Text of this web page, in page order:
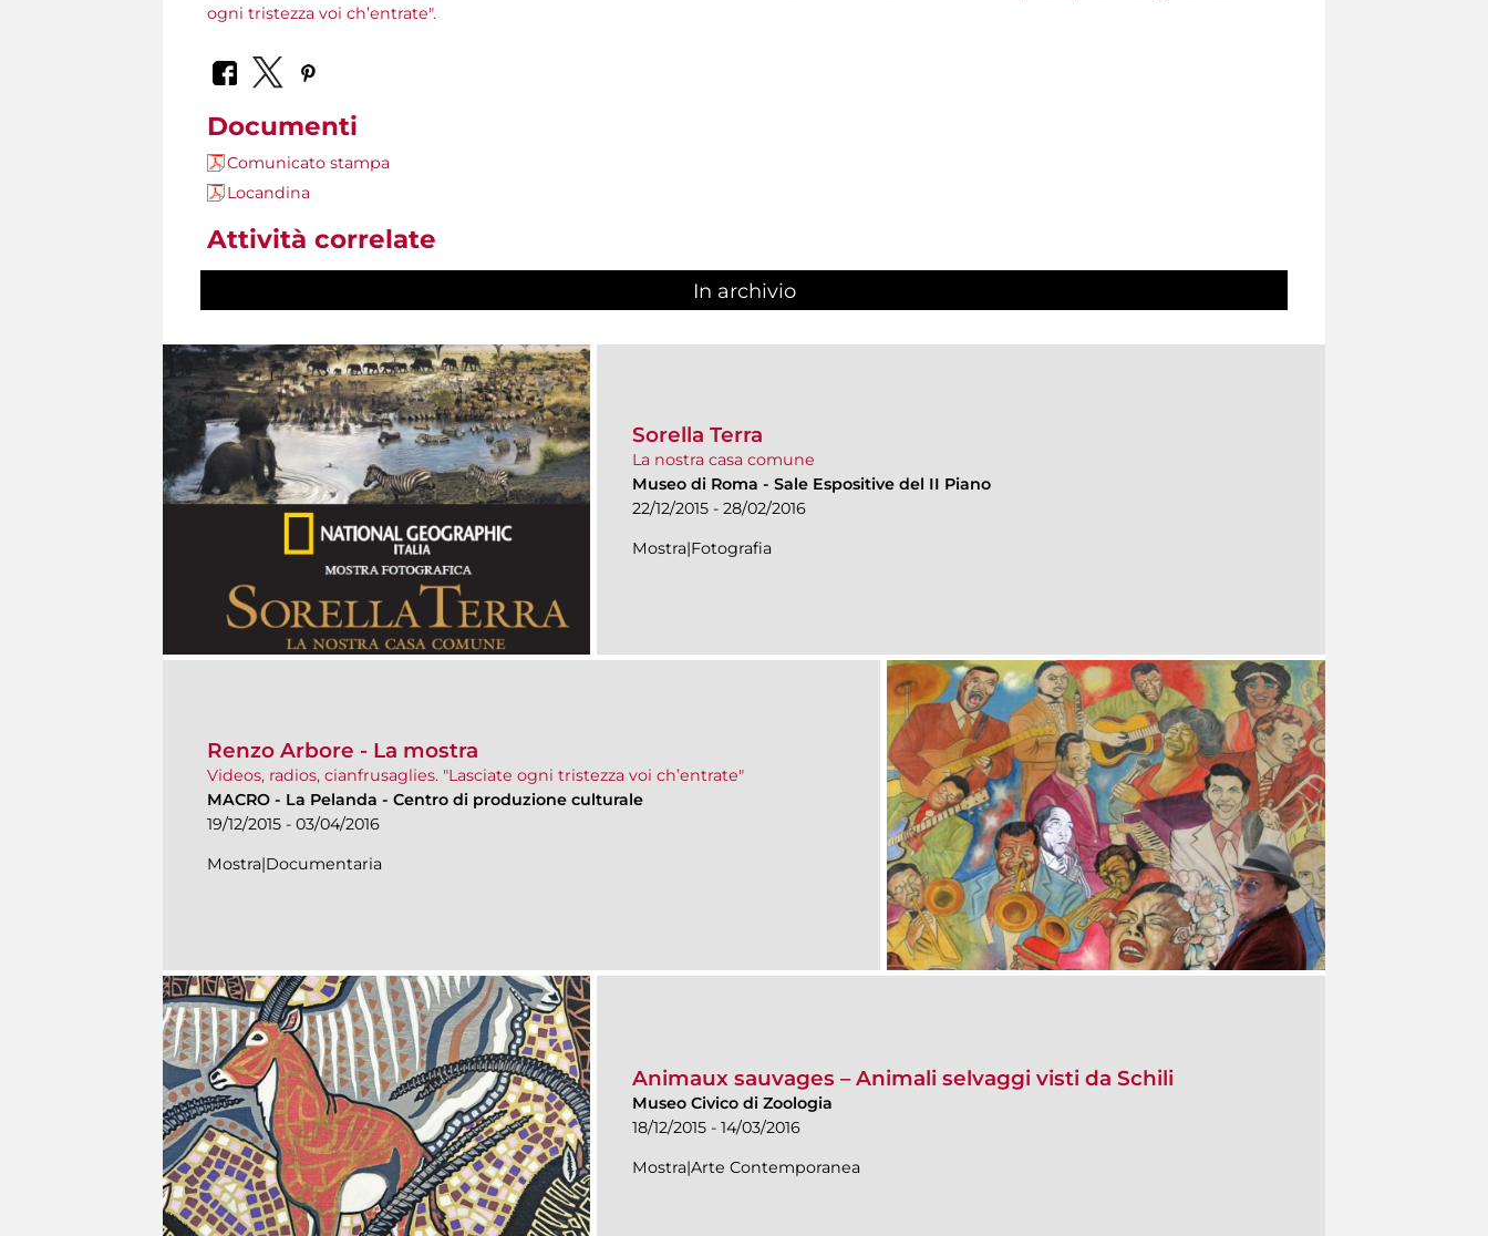
ogni tristezza voi ch’entrate".
Documenti
Comunicato stampa
Locandina
Attività correlate
In archivio
Sorella Terra
La nostra casa comune
Museo di Roma - Sale Espositive del II Piano
22/12/2015 - 28/02/2016
Mostra|Fotografia
Renzo Arbore - La mostra
Videos, radios, cianfrusaglies. "Lasciate ogni tristezza voi ch’entrate"
MACRO - La Pelanda - Centro di produzione culturale
19/12/2015 - 03/04/2016
Mostra|Documentaria
Animaux sauvages – Animali selvaggi visti da Schili
Museo Civico di Zoologia
18/12/2015 - 14/03/2016
Mostra|Arte Contemporanea